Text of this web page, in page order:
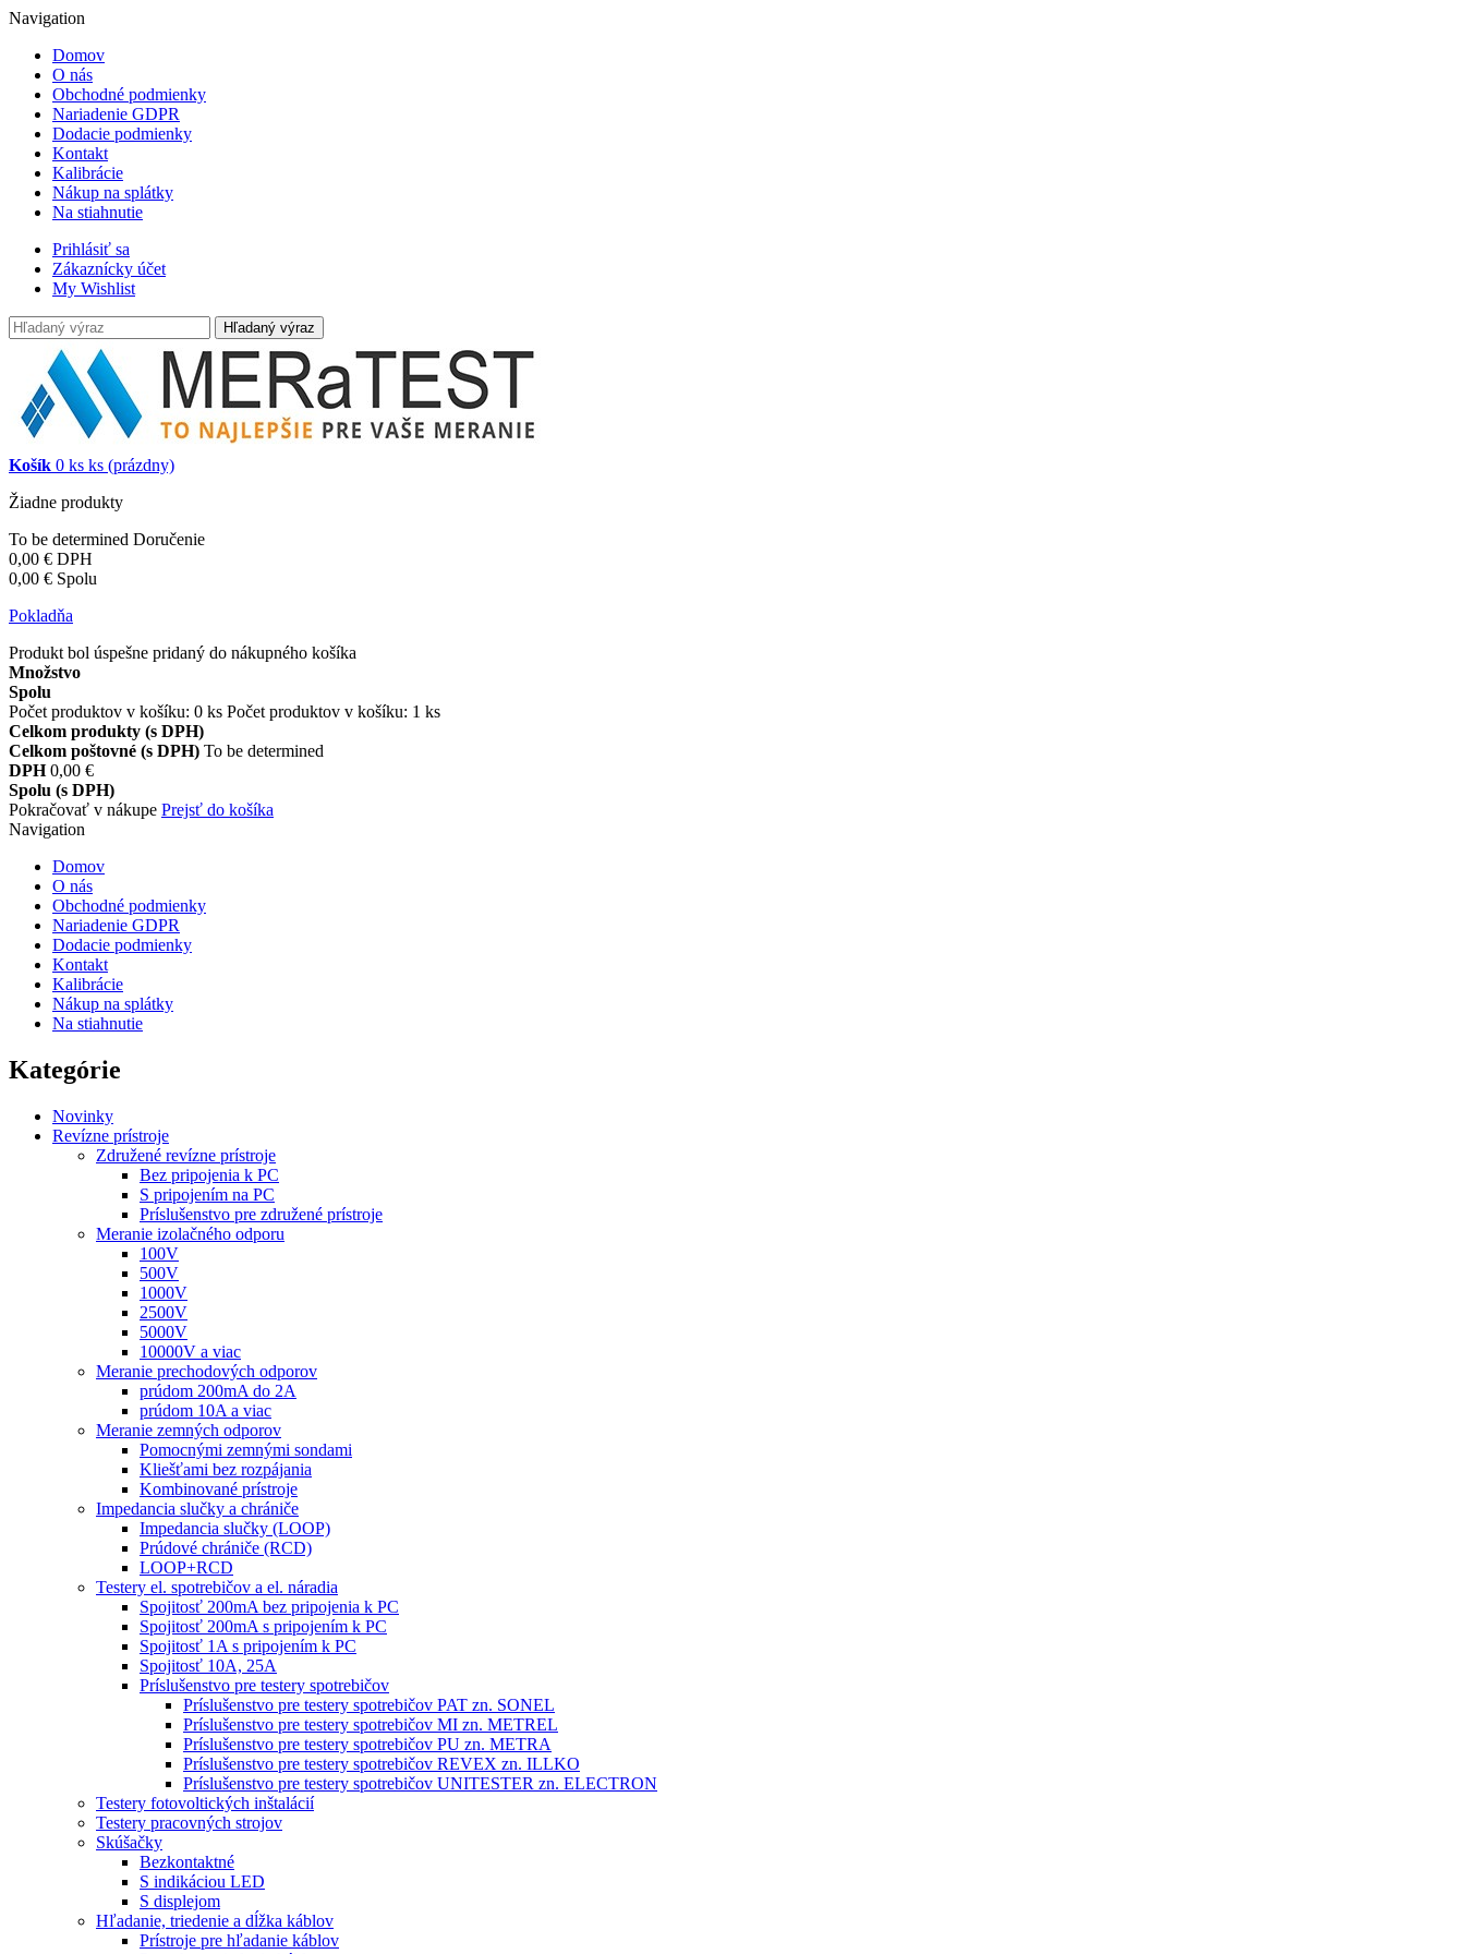
Navigation
Domov
O nás
Obchodné podmienky
Nariadenie GDPR
Dodacie podmienky
Kontakt
Kalibrácie
Nákup na splátky
Na stiahnutie
Prihlásiť sa
Zákaznícky účet
My Wishlist
Hľadaný výraz
Košík 0 ks ks (prázdny)
Žiadne produkty
To be determined Doručenie
0,00 € DPH
0,00 € Spolu
Pokladňa
Produkt bol úspešne pridaný do nákupného košíka
Množstvo
Spolu
Počet produktov v košíku: 0 ks Počet produktov v košíku: 1 ks
Celkom produkty (s DPH)
Celkom poštovné (s DPH) To be determined
DPH 0,00 €
Spolu (s DPH)
Pokračovať v nákupe Prejsť do košíka
Navigation
Domov
O nás
Obchodné podmienky
Nariadenie GDPR
Dodacie podmienky
Kontakt
Kalibrácie
Nákup na splátky
Na stiahnutie
Kategórie
Novinky
Revízne prístroje
Združené revízne prístroje
Bez pripojenia k PC
S pripojením na PC
Príslušenstvo pre združené prístroje
Meranie izolačného odporu
100V
500V
1000V
2500V
5000V
10000V a viac
Meranie prechodových odporov
prúdom 200mA do 2A
prúdom 10A a viac
Meranie zemných odporov
Pomocnými zemnými sondami
Kliešťami bez rozpájania
Kombinované prístroje
Impedancia slučky a chrániče
Impedancia slučky (LOOP)
Prúdové chrániče (RCD)
LOOP+RCD
Testery el. spotrebičov a el. náradia
Spojitosť 200mA bez pripojenia k PC
Spojitosť 200mA s pripojením k PC
Spojitosť 1A s pripojením k PC
Spojitosť 10A, 25A
Príslušenstvo pre testery spotrebičov
Príslušenstvo pre testery spotrebičov PAT zn. SONEL
Príslušenstvo pre testery spotrebičov MI zn. METREL
Príslušenstvo pre testery spotrebičov PU zn. METRA
Príslušenstvo pre testery spotrebičov REVEX zn. ILLKO
Príslušenstvo pre testery spotrebičov UNITESTER zn. ELECTRON
Testery fotovoltických inštalácií
Testery pracovných strojov
Skúšačky
Bezkontaktné
S indikáciou LED
S displejom
Hľadanie, triedenie a dĺžka káblov
Prístroje pre hľadanie káblov